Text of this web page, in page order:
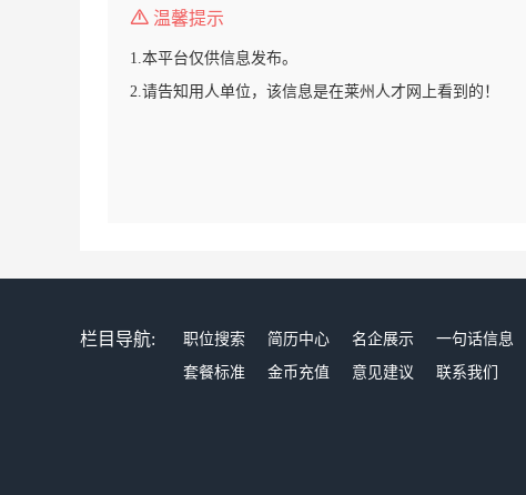
温馨提示
1.本平台仅供信息发布。
2.请告知用人单位，该信息是在莱州人才网上看到的！
栏目导航: 职位搜索 简历中心 名企展示 一句话信息
套餐标准
金币充值 意见建议 联系我们